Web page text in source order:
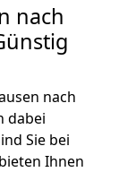
nach
nach
dabei
Sie bei
Ihnen